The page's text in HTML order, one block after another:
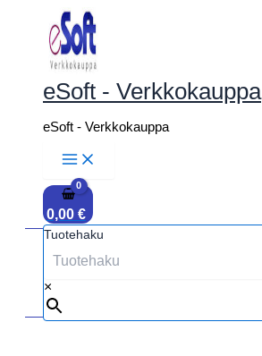
sisältöön
eSoft - Verkkokauppa
eSoft - Verkkokauppa
0,00 €
Tuotehaku
×